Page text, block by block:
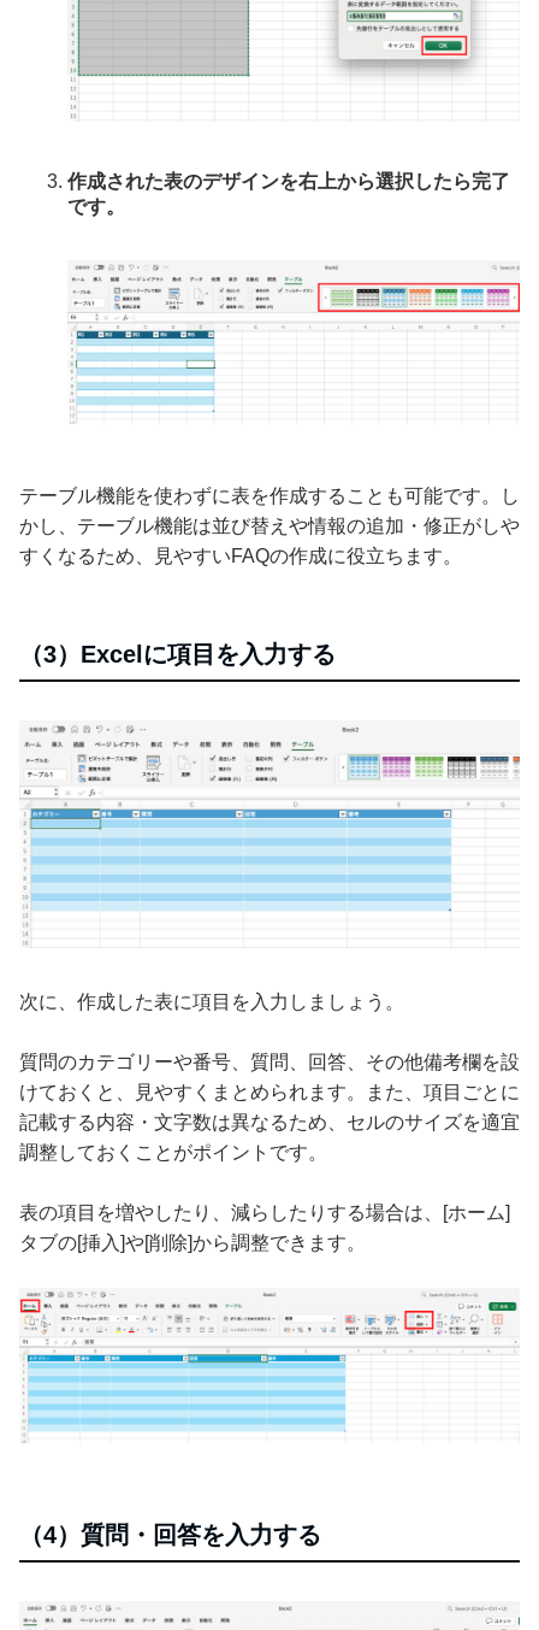
作成された表のデザインを右上から選択したら完了
です。
テーブル機能を使わずに表を作成することも可能です。し
かし、テーブル機能は並び替えや情報の追加・修正がしや
すくなるため、見やすいFAQの作成に役立ちます。
（3）Excelに項目を入力する
次に、作成した表に項目を入力しましょう。
質問のカテゴリーや番号、質問、回答、その他備考欄を設
けておくと、見やすくまとめられます。また、項目ごとに
記載する内容・文字数は異なるため、セルのサイズを適宜
調整しておくことがポイントです。
表の項目を増やしたり、減らしたりする場合は、[ホーム]
タブの[挿入]や[削除]から調整できます。
（4）質問・回答を入力する